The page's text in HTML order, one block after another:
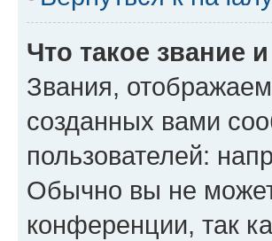
Что такое звание
Звания,
созданных вами
пользователей:
Обычно вы не
конференции, так